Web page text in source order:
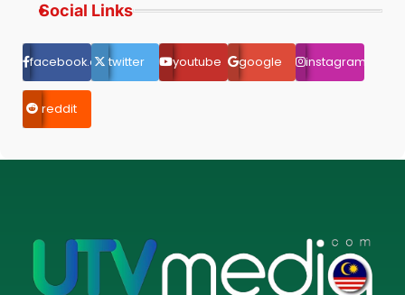
Social Links
facebook.comtwitter youtube google instagram
reddit